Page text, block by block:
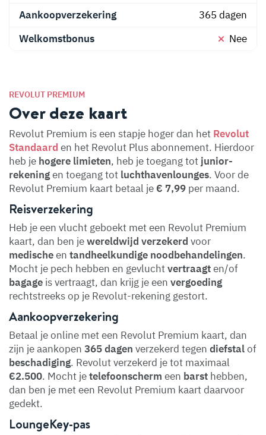
REVOLUT PREMIUM
Over deze kaart
Revolut Premium is een stapje hoger dan het Revolut
Standaard en het Revolut Plus abonnement. Hierdoor
heb je hogere limieten, heb je toegang tot junior-
rekeningen toegang tot luchthavenlounges. Voor de
Revolut Premium kaart betaal je € 7,99 per maand.
Reisverzekering
Heb je een vlucht geboekt met een Revolut Premium
kaart, dan ben jewereldwijd verzekerd voor
medischeen tandheelkundige noodbehandelingen.
Mocht je pech hebben en gevluchtvertraagten/of
bagage is vertraagt, dan krijg je een vergoeding
rechtstreeks op je Revolut-rekening gestort.
Aankoopverzekering
Betaal je online met een Revolut Premium kaart, dan
zijn je aankopen 365 dagen verzekerd tegen diefstalof
beschadiging. Revolut verzekerd je tot maximaal
€2.500. Mocht jetelefoonscherm een barst hebben,
dan ben je met een Revolut Premium kaart daarvoor
gedekt.
LoungeKey-pas
Aankoopverzekering
365 dagen
Welkomstbonus
Nee